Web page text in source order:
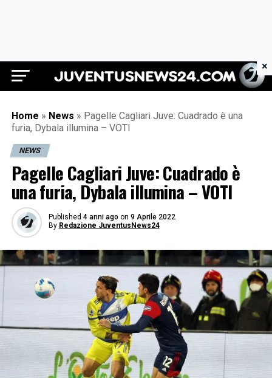
Juventus News 24
Home » News » Pagelle Cagliari Juve: Cuadrado è una
furia, Dybala illumina – VOTI
NEWS
Pagelle Cagliari Juve: Cuadrado è
una furia, Dybala illumina – VOTI
Published 4 anni ago on 9 Aprile 2022
By Redazione JuventusNews24
×